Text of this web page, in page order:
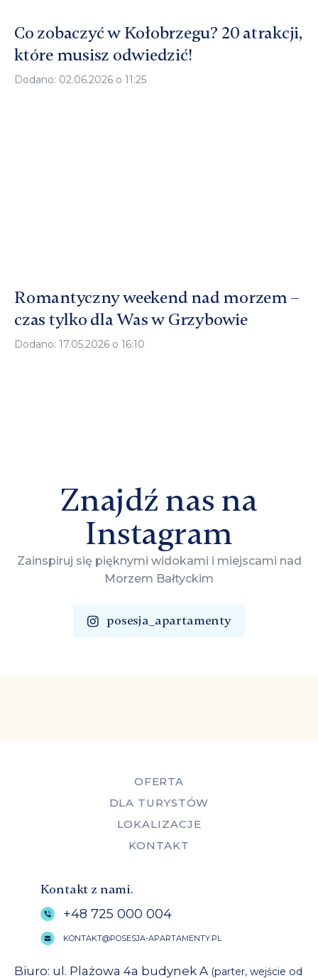
Co zobaczyć w Kołobrzegu? 20 atrakcji,
które musisz odwiedzić!
Dodano: 02.06.2026 o 11:25
Romantyczny weekend nad morzem –
czas tylko dla Was w Grzybowie
Dodano: 17.05.2026 o 16:10
Znajdź nas na
Instagram
Zainspiruj się pięknymi widokami i miejscami nad
Morzem Bałtyckim
posesja_apartamenty
OFERTA
DLA TURYSTÓW
LOKALIZACJE
KONTAKT
Kontakt z nami.
+48 725 000 004
KONTAKT@POSESJA-APARTAMENTY.PL
Biuro: ul. Plażowa 4a budynek A (parter, wejście od